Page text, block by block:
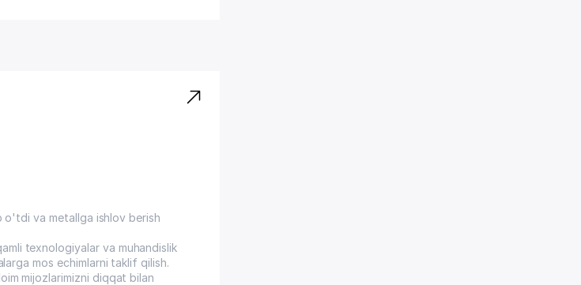
o'tdi va metallga ishlov berish
texnologiyalar va muhandislik
mos echimlarni taklif qilish.
mijozlarimizni diqqat bilan